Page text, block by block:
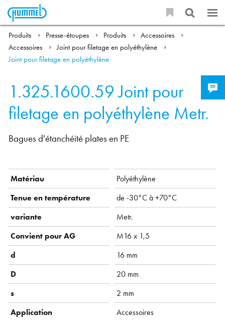
Produits Presse-étoupes Produits
Accessoires
Accessoires
Joint pour filetage en polyéthylène
Joint pour filetage en polyéthylène
1.325.1600.59Joint pour
filetage en polyéthylène Metr.
Bagues d'étanchéité plates en PE
Matériau
Polyéthylène
Tenue en température
de -30°C à +70°C
variante
Metr.
Convient pour AG
M16 x 1,5
d
16 mm
D
20 mm
s
2 mm
Application
Accessoires